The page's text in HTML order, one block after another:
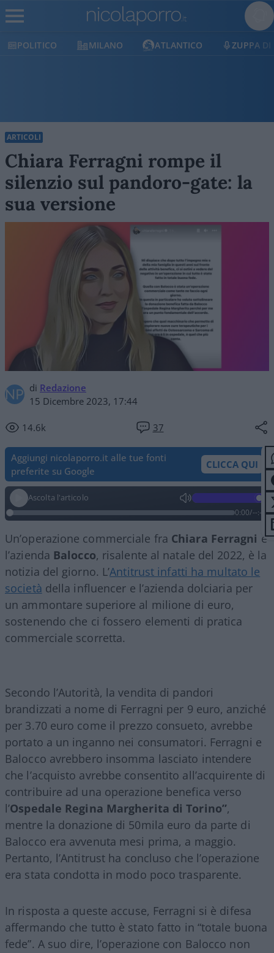
POLITICO MILANO ATLANTICO ZUPPA DI
ARTICOLI
Chiara Ferragni rompe il
silenzio sul pandoro-gate: la
sua versione
di Redazione
15 Dicembre 2023, 17:44
14.6k 37
Aggiungi nicolaporro.it alle tue fonti
preferite su Google
CLICCA QUI
Ascolta l'articolo
0:00/--:--
Un’operazione commerciale fra Chiara Ferragni e
l’azienda Balocco, risalente al natale del 2022, è la
notizia del giorno. L’Antitrust infatti ha multato le
società della influencer e l’azienda dolciaria per
un ammontare superiore al milione di euro,
sostenendo che ci fossero elementi di pratica
commerciale scorretta.
Secondo l’Autorità, la vendita di pandori
brandizzati a nome di Ferragni per 9 euro, anziché
per 3.70 euro come il prezzo consueto, avrebbe
portato a un inganno nei consumatori. Ferragni e
Balocco avrebbero insomma lasciato intendere
che l’acquisto avrebbe consentito all’acquirente di
contribuire ad una operazione benefica verso
l’Ospedale Regina Margherita di Torino”,
mentre la donazione di 50mila euro da parte di
Balocco era avvenuta mesi prima, a maggio.
Pertanto, l’Antitrust ha concluso che l’operazione
era stata condotta in modo poco trasparente.
In risposta a queste accuse, Ferragni si è difesa
affermando che tutto è stato fatto in “totale buona
fede”. A suo dire, l’operazione con Balocco non